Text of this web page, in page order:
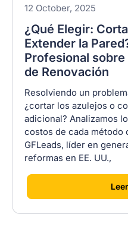
12 October, 2025
¿Qué Elegir:
Extender la
Profesional
de Renovación
Resolviendo un
¿cortar los azulejos o
adicional? Analizamos
costos de cada método
GFLeads, líder en
reformas en EE. UU.,
[